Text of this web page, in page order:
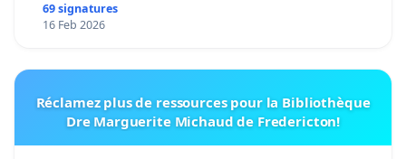
69 signatures
16 Feb 2026
Réclamez plus de ressources pour la Bibliothèque
Dre Marguerite Michaud de Fredericton!